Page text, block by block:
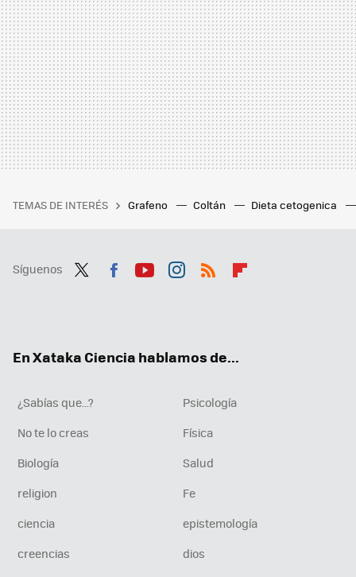
TEMAS DE INTERÉS Grafeno Coltán Dieta cetogenica
Síguenos
En Xataka Ciencia hablamos de...
¿Sabías que...?
Psicología
No te lo creas
Física
Biología
Salud
religion
Fe
ciencia
epistemología
creencias
dios